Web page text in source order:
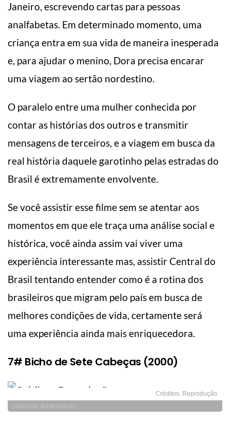
Janeiro, escrevendo cartas para pessoas
analfabetas. Em determinado momento, uma
criança entra em sua vida de maneira inesperada
e, para ajudar o menino, Dora precisa encarar
uma viagem ao sertão nordestino.
O paralelo entre uma mulher conhecida por
contar as histórias dos outros e transmitir
mensagens de terceiros, e a viagem em busca da
real história daquele garotinho pelas estradas do
Brasil é extremamente envolvente.
Se você assistir esse filme sem se atentar aos
momentos em que ele traça uma análise social e
histórica, você ainda assim vai viver uma
experiência interessante mas, assistir Central do
Brasil tentando entender como é a rotina dos
brasileiros que migram pelo país em busca de
melhores condições de vida, certamente será
uma experiência ainda mais enriquecedora.
7# Bicho de Sete Cabeças (2000)
Créditos: Reprodução
CRÉDITOS: REPRODUÇÃO